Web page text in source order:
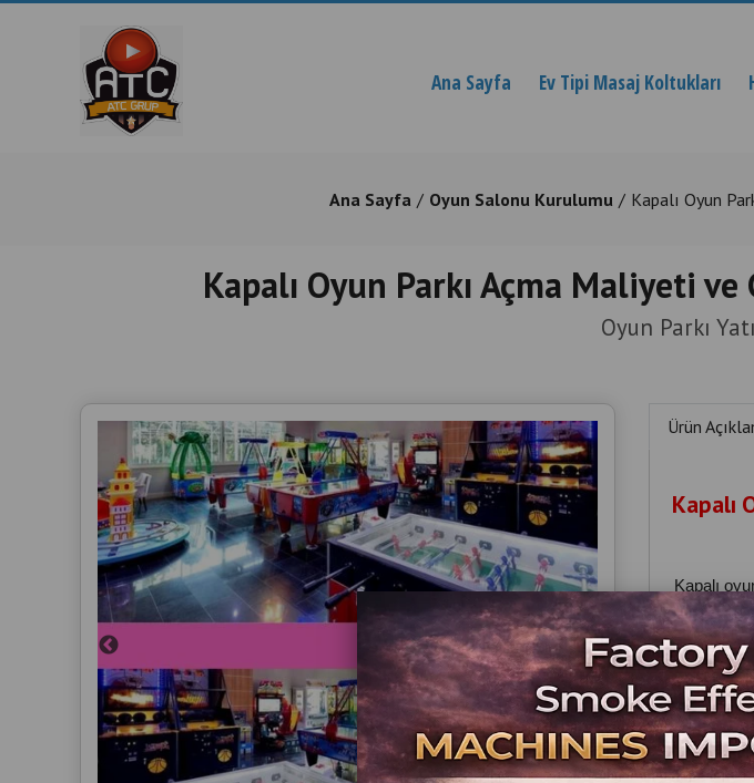
Ana Sayfa Ev Tipi Masaj Koltukları
Ana Sayfa Oyun Salonu Kurulumu Kapalı Oyun
Kapalı Oyun Parkı Açma Maliyeti
Oyun Parkı
Ürün
Kapalı
Kapalı
Kapalı